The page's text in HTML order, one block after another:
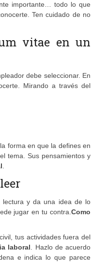
importante… todo lo que
Ten cuidado de no
vitae en un
debe seleccionar. En
Mirando a través del
forma en que la defines en
tema. Sus pensamientos y
.
lectura y da una idea de lo
jugar en tu contra.Como
tus actividades fuera del
laboral. Hazlo de acuerdo
e indica lo que parece